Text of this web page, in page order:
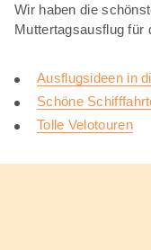
Wir haben die
Muttertagsausflug für
Ausflugsideen in
Schöne
Tolle Velotouren